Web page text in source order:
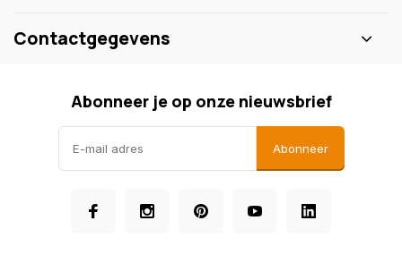
Contactgegevens
Abonneer je op onze nieuwsbrief
Abonneer